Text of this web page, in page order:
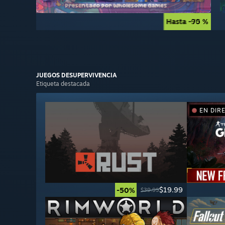
Hasta -75 %
Hasta -90 %
JUEGOS DESUPERVIVENCIA
Etiqueta destacada
-50% $39.99$19.99
EN